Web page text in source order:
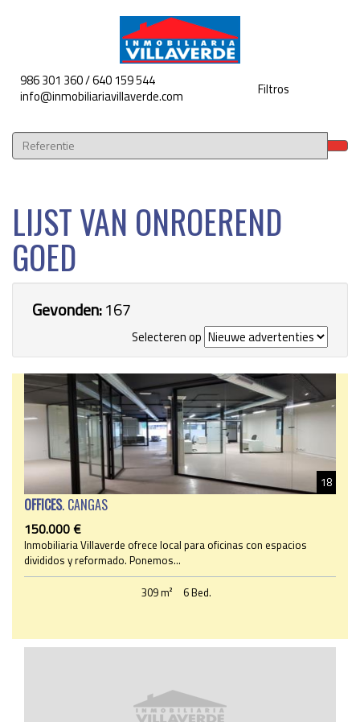
986 301 360 / 640 159 544
info@inmobiliariavillaverde.com
Filtros
LIJST VAN ONROEREND
GOED
Gevonden:167
Selecteren op
18
OFFICES. CANGAS
150.000 €
Inmobiliaria Villaverde ofrece local para oficinas con espacios
divididos y reformado. Ponemos...
309 m²
6 Bed.